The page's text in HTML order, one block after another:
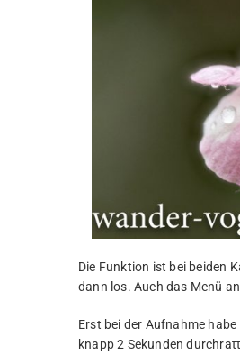
Die Funktion ist bei beiden
dann los. Auch das Menü
Erst bei der Aufnahme
knapp 2 Sekunden